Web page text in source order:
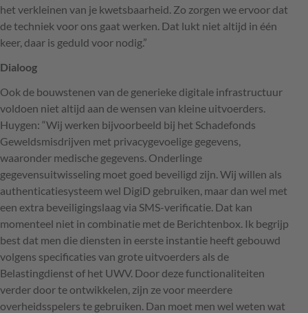
het verkleinen van je kwetsbaarheid. Zo zorgen we ervoor dat
de techniek voor ons gaat werken. Dat lukt niet altijd in één
keer, daar is geduld voor nodig.”
Dialoog
Ook de bouwstenen van de generieke digitale infrastructuur
voldoen niet altijd aan de wensen van kleine uitvoerders.
Huygen: “Wij werken bijvoorbeeld bij het Schadefonds
Geweldsmisdrijven met privacygevoelige gegevens,
waaronder medische gegevens. Onderlinge
gegevensuitwisseling moet goed beveiligd zijn. Wij willen als
authenticatiesysteem wel DigiD gebruiken, maar dan wel met
een extra beveiligingslaag via SMS-verificatie. Dat kan
momenteel niet in combinatie met de Berichtenbox. Ik begrijp
best dat men die diensten in eerste instantie heeft gebouwd
volgens specificaties van grote uitvoerders als de
Belastingdienst of het UWV. Door deze functionaliteiten
verder door te ontwikkelen, zijn ze voor meerdere
overheidsspelers te gebruiken. Dan moet men wel weten wat